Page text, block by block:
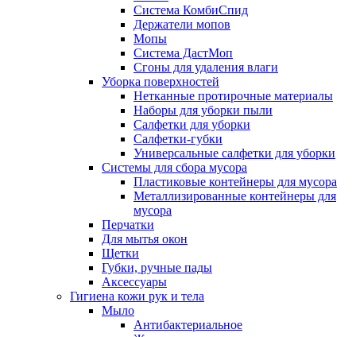
Система КомбиСпид
Держатели мопов
Мопы
Система ДастМоп
Сгоны для удаления влаги
Уборка поверхностей
Нетканные протирочные материалы
Наборы для уборки пыли
Салфетки для уборки
Салфетки-губки
Универсальные салфетки для уборки
Системы для сбора мусора
Пластиковые контейнеры для мусора
Металлизированные контейнеры для
мусора
Перчатки
Для мытья окон
Щетки
Губки, ручные пады
Аксессуары
Гигиена кожи рук и тела
Мыло
Антибактериальное